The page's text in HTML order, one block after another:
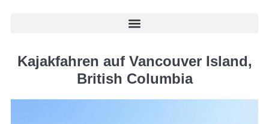
Kajakfahren auf Vancouver Island,
British Columbia